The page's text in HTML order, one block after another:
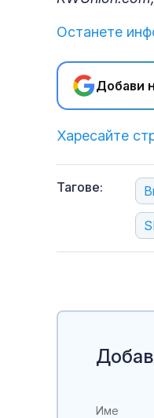
Останете
Добави
Харесайте
Тагове: